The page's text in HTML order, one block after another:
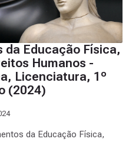
da Educação Física,
Humanos -
Licenciatura, 1º
(2024)
da Educação Física,